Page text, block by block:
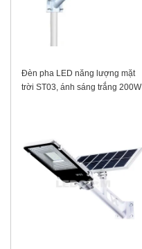
Đèn pha LED năng lượng mặt
trời ST03, ánh sáng trắng 200W